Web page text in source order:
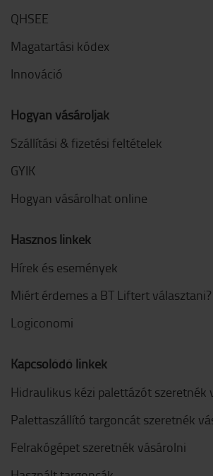
QHSEE
Magatartási kódex
Innováció
Hogyan vásároljak
Szállítási & fizetési feltételek
GYIK
Hogyan vásárolhat online
Hasznos linkek
Hírek és események
Miért érdemes a BT Liftert választani?
Logiconomi
Kapcsolódó linkek
Hidraulikus kézi palettázót szeretnék
Palettaszállító targoncát szeretnék
Felrakógépet szeretnék vásárolni